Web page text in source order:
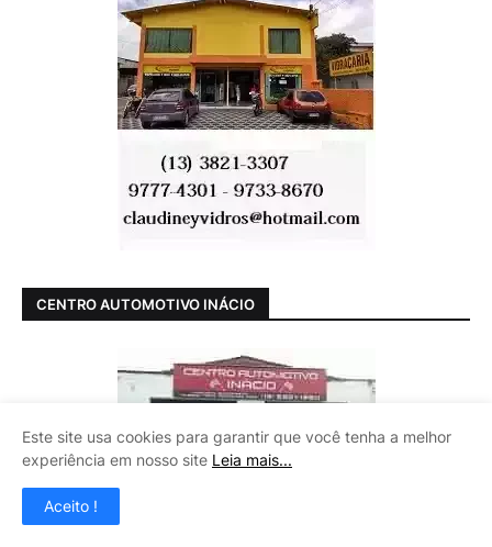
CENTRO AUTOMOTIVO INÁCIO
Este site usa cookies para garantir que você tenha a melhor
experiência em nosso site Leia mais...
Aceito !